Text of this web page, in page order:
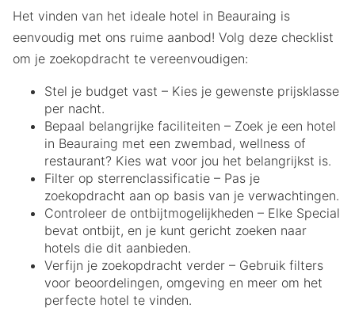
Het vinden van het ideale hotel in Beauraing is
eenvoudig met ons ruime aanbod! Volg deze checklist
om je zoekopdracht te vereenvoudigen:
Stel je budget vast – Kies je gewenste prijsklasse
per nacht.
Bepaal belangrijke faciliteiten – Zoek je een hotel
in Beauraing met een zwembad, wellness of
restaurant? Kies wat voor jou het belangrijkst is.
Filter op sterrenclassificatie – Pas je
zoekopdracht aan op basis van je verwachtingen.
Controleer de ontbijtmogelijkheden – Elke Special
bevat ontbijt, en je kunt gericht zoeken naar
hotels die dit aanbieden.
Verfijn je zoekopdracht verder – Gebruik filters
voor beoordelingen, omgeving en meer om het
perfecte hotel te vinden.